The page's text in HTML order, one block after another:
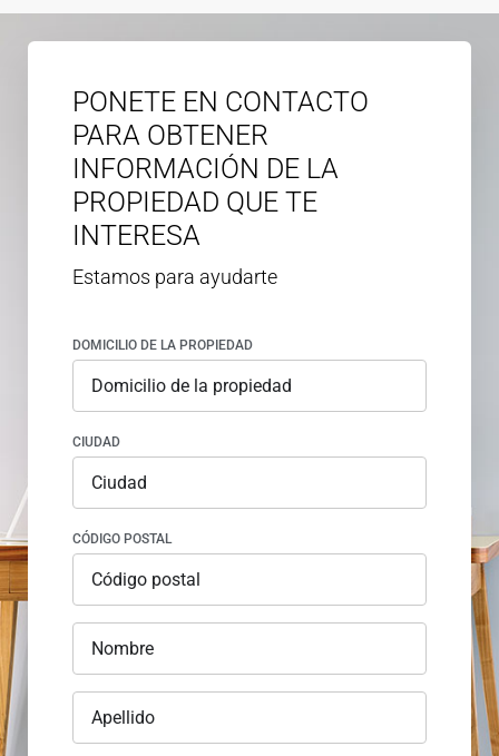
PONETE EN CONTACTO
PARA OBTENER
INFORMACIÓN DE LA
PROPIEDAD QUE TE
INTERESA
Estamos para ayudarte
DOMICILIO DE LA PROPIEDAD
CIUDAD
CÓDIGO POSTAL